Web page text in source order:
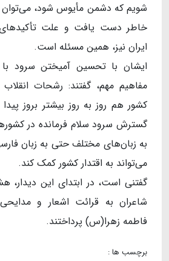
شویم که دشمن مأیوس شود،
خاطر دست یافت و علت
ایران نیز، همین مسئله است.
ایشان با تحسین آمیختن سرود با
مفاهیم مهم، گفتند: رشحات
کشور هم روز به روز بیشتر بروز
گسترش سرود سلام فرمانده در
به زبان‌های مختلف حتی به زبان
می‌تواند به اقتدار کشور کمک کند.
گفتنی است، در ابتدای این
شاعران به قرائت اشعار و
فاطمه ‌زهرا(س) پرداختند.
برچسب ها :